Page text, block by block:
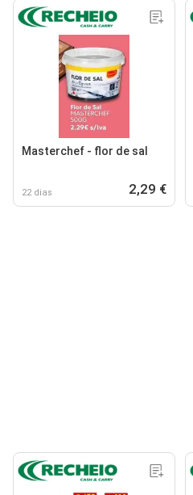
Masterchef - flor de sal
22 dias 2,29 €